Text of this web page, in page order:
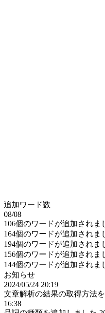
追加ワード数
08/08
106個のワードが追加されま
164個のワードが追加されま
194個のワードが追加されま
156個のワードが追加されま
144個のワードが追加されま
お知らせ
2024/05/24 20:19
文章解析の結果の取得方法を
16:38